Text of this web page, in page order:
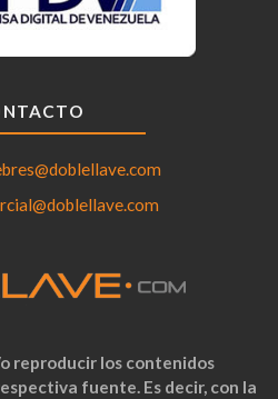
reproducir los contenidos
fuente. Es decir, con la